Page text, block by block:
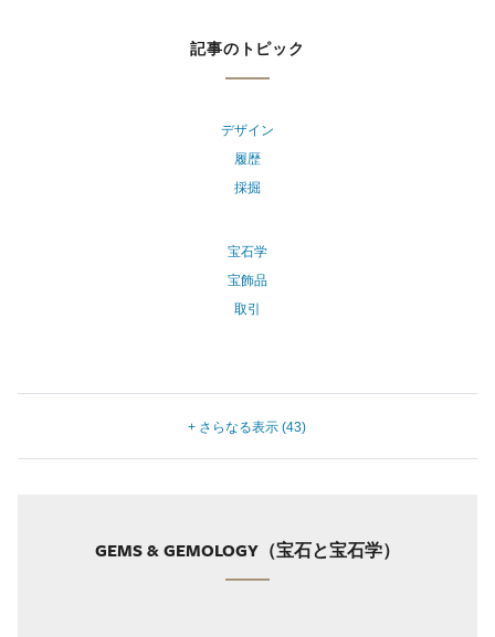
記事のトピック
デザイン
履歴
採掘
宝石学
宝飾品
取引
+ さらなる表示 (43)
GEMS & GEMOLOGY（宝石と宝石学）